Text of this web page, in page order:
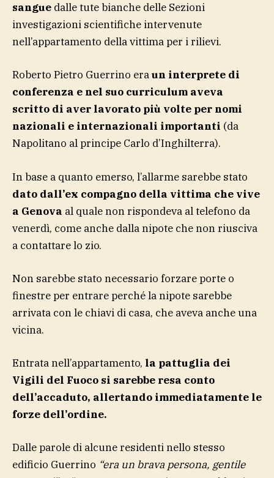
sangue dalle tute bianche delle Sezioni
investigazioni scientifiche intervenute
nell’appartamento della vittima per i rilievi.
Roberto Pietro Guerrino eraun interprete di
conferenza e nel suo curriculum aveva
scritto di aver lavorato più volte per nomi
nazionali e internazionali importanti (da
Napolitano al principe Carlo d’Inghilterra).
In base a quanto emerso, l’allarme sarebbe stato
dato dall’ex compagno della vittima che vive
a Genova al quale non rispondeva al telefono da
venerdì, come anche dalla nipote che non riusciva
a contattare lo zio.
Non sarebbe stato necessario forzare porte o
finestre per entrare perché la nipote sarebbe
arrivata con le chiavi di casa, che aveva anche una
vicina.
Entrata nell’appartamento, la pattuglia dei
Vigili del Fuoco si sarebbe resa conto
dell’accaduto, allertando immediatamente le
forze dell’ordine.
Dalle parole di alcune residenti nello stesso
edificio Guerrino “era un brava persona, gentile